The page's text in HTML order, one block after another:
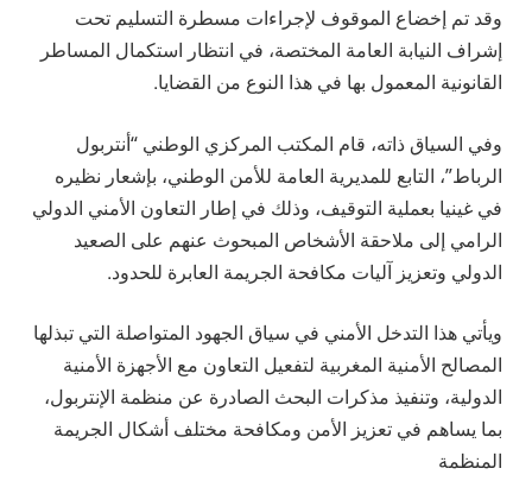
وقد تم إخضاع الموقوف لإجراءات مسطرة التسليم تحت
إشراف النيابة العامة المختصة، في انتظار استكمال المساطر
القانونية المعمول بها في هذا النوع من القضايا.
وفي السياق ذاته، قام المكتب المركزي الوطني “أنتربول
الرباط”، التابع للمديرية العامة للأمن الوطني، بإشعار نظيره
في غينيا بعملية التوقيف، وذلك في إطار التعاون الأمني الدولي
الرامي إلى ملاحقة الأشخاص المبحوث عنهم على الصعيد
الدولي وتعزيز آليات مكافحة الجريمة العابرة للحدود.
ويأتي هذا التدخل الأمني في سياق الجهود المتواصلة التي تبذلها
المصالح الأمنية المغربية لتفعيل التعاون مع الأجهزة الأمنية
الدولية، وتنفيذ مذكرات البحث الصادرة عن منظمة الإنتربول،
بما يساهم في تعزيز الأمن ومكافحة مختلف أشكال الجريمة
المنظمة